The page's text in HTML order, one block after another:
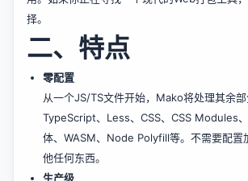
择。
二、特点
零配置
从一个JS/TS文件开始，Mako将处理其余
TypeScript、Less、CSS、CSS Modules
体、WASM、Node Polyfill等。不需要配置
他任何东西。
生产级